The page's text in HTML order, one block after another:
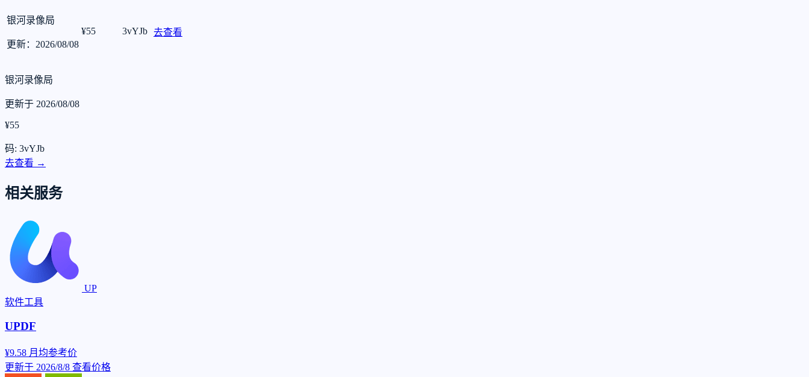
银河录像局
更新：2026/08/08
¥55 3vYJb 去查看
银河录像局
更新于 2026/08/08
¥55
码: 3vYJb
去查看 →
相关服务
UP
软件工具
UPDF
¥9.58 月均参考价
更新于 2026/8/8 查看价格